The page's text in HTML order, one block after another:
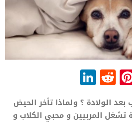
Pinterest
Reddit
الولادة ؟ ولماذا تأخر الحيض
تشغل المربيين و محبي الكلاب و